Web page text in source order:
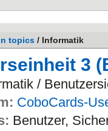
topics / Informatik
3
/
CoboCards-
Benutzer,